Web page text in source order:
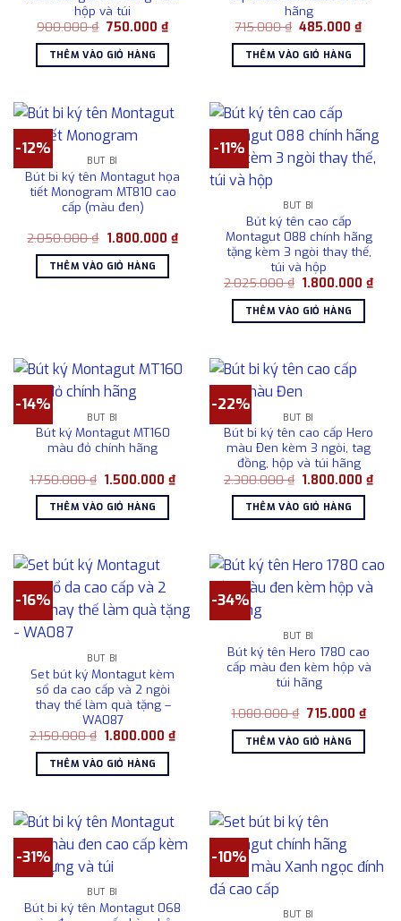
hộp và túi
900.000₫ Giá
là:
900.000 ₫.
750.000 ₫Giá
hiện
tại
750.000 ₫.
THÊM VÀO GIỎ HÀNG
hãng
715.000₫ Giá
là:
715.000 ₫.
485.000₫Giá
hiện
tại
THÊM VÀO GIỎ HÀNG
-12%
BÚT BI
Bút bi ký tên Montagut họa
tiết Monogram MT810 cao
cấp (màu đen)
2.050.000₫ Giá
là:
2.050.000 ₫.
1.800.000 ₫Giá
1.800.000 ₫.
THÊM VÀO GIỎ HÀNG
-11%
BÚT BI
Bút ký tên cao cấp
Montagut 088 chính hãng
tặng kèm 3 ngòi thay thế,
túi và hộp
2.025.000₫ Giá
là:
2.025.000 ₫.
1.800.000₫Giá
THÊM VÀO GIỎ HÀNG
-14%
BÚT BI
Bút ký Montagut MT160
màu đỏ chính hãng
1.750.000₫ Giá
là:
1.750.000 ₫.
1.500.000₫Giá
hiện
1.500.000 ₫.
THÊM VÀO GIỎ HÀNG
-22%
BÚT BI
Bút bi ký tên cao cấp Hero
màu Đen kèm 3 ngòi, tag
đồng, hộp và túi hãng
2.300.000₫ Giá
là:
2.300.000 ₫.
1.800.000₫Giá
hiện
THÊM VÀO GIỎ HÀNG
-16%
BÚT BI
Set bút ký Montagut kèm
sổ da cao cấp và 2 ngòi
thay thế làm quà tặng –
WA087
2.150.000₫ Giá
là:
2.150.000 ₫.
1.800.000₫Giá
hiện
THÊM VÀO GIỎ HÀNG
-34%
BÚT BI
Bút ký tên Hero 1780 cao
cấp màu đen kèm hộp và
túi hãng
1.080.000₫ Giá
là:
1.080.000 ₫.
715.000 ₫Giá
hiện
THÊM VÀO GIỎ HÀNG
-31%
BÚT BI
Bút bi ký tên Montagut 068
-10%
BÚT BI